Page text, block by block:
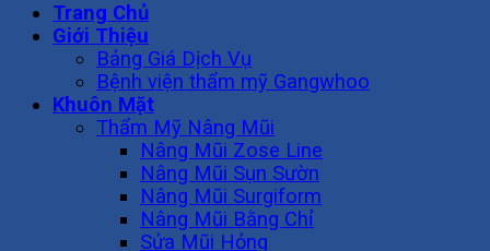
Trang Chủ
Giới Thiệu
Bảng Giá Dịch Vụ
Bệnh viện thẩm mỹ Gangwhoo
Khuôn Mặt
Thẩm Mỹ Nâng Mũi
Nâng Mũi Zose Line
Nâng Mũi Sụn Sườn
Nâng Mũi Surgiform
Nâng Mũi Bằng Chỉ
Sửa Mũi Hỏng